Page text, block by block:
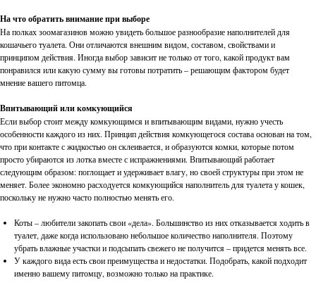
На что обратить внимание при выборе
На полках зоомагазинов можно увидеть большое разнообразие наполнителей для
кошачьего туалета. Они отличаются внешним видом, составом, свойствами и
принципом действия. Иногда выбор зависит не только от того, какой продукт вам
понравился или какую сумму вы готовы потратить – решающим фактором будет
мнение вашего питомца.
Впитывающий или комкующийся
Если выбор стоит между комкующимся и впитывающим видами, нужно учесть
особенности каждого из них. Принцип действия комкующегося состава основан на том,
что при контакте с жидкостью он склеивается, и образуются комки, которые потом
просто убираются из лотка вместе с испражнениями. Впитывающий работает
следующим образом: поглощает и удерживает влагу, но своей структуры при этом не
меняет. Более экономно расходуется комкующийся наполнитель для туалета у кошек,
поскольку не нужно часто полностью менять его.
Коты – любители закопать свои «дела». Большинство из них отказывается ходить в
туалет, даже когда использовано небольшое количество наполнителя. Поэтому
убрать влажные участки и подсыпать свежего не получится – придется менять все.
У каждого вида есть свои преимущества и недостатки. Подобрать, какой подходит
именно вашему питомцу, возможно только на практике.